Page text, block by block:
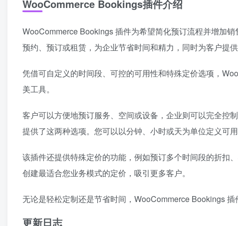
WooCommerce Bookings插件介绍
WooCommerce Bookings 插件为希望简化预订流程并增加
预约、预订或租赁，为企业节省时间和精力，同时为客户提供
凭借可自定义的时间段、可控的可用性和特殊定价选项，
美工具。
客户可以方便地预订服务、空间或设备，企业则可以完全控
提供了这两种选项。您可以以分钟、小时或天为单位定义可
该插件还提供特殊定价的功能，例如预订多个时间段的折扣
创建最适合您业务模式的定价，吸引更多客户。
无论是轻松定制还是节省时间，WooCommerce Bookings
更新日志